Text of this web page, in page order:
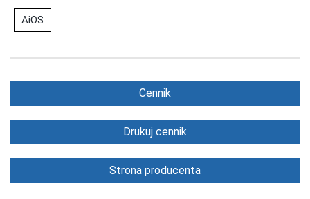
AiOS
Cennik
Drukuj cennik
Strona producenta